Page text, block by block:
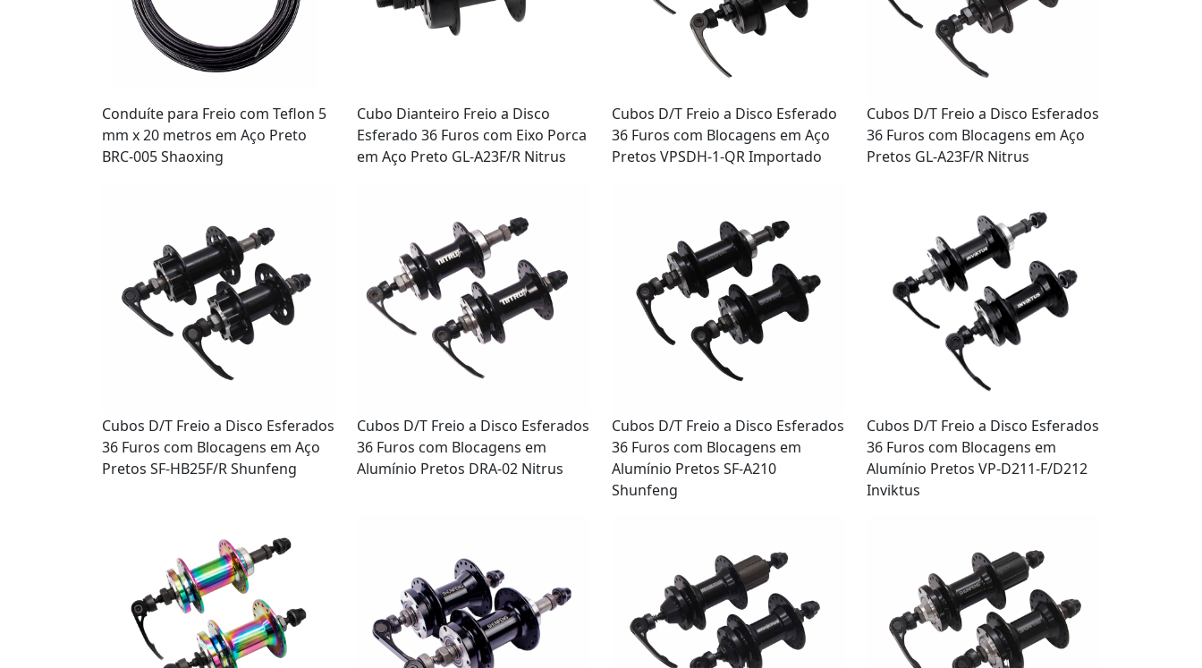
Conduíte para Freio com Teflon 5
mm x 20 metros em Aço Preto
BRC-005 Shaoxing
Cubo Dianteiro Freio a Disco
Esferado 36 Furos com Eixo Porca
em Aço Preto GL-A23F/R Nitrus
Cubos D/T Freio a Disco Esferado
36 Furos com Blocagens em Aço
Pretos VPSDH-1-QR Importado
Cubos D/T Freio a Disco Esferados
36 Furos com Blocagens em Aço
Pretos GL-A23F/R Nitrus
Cubos D/T Freio a Disco Esferados
36 Furos com Blocagens em Aço
Pretos SF-HB25F/R Shunfeng
Cubos D/T Freio a Disco Esferados
36 Furos com Blocagens em
Alumínio Pretos DRA-02 Nitrus
Cubos D/T Freio a Disco Esferados
36 Furos com Blocagens em
Alumínio Pretos SF-A210
Shunfeng
Cubos D/T Freio a Disco Esferados
36 Furos com Blocagens em
Alumínio Pretos VP-D211-F/D212
Inviktus